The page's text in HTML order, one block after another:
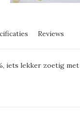
Reviews
iets lekker zoetig